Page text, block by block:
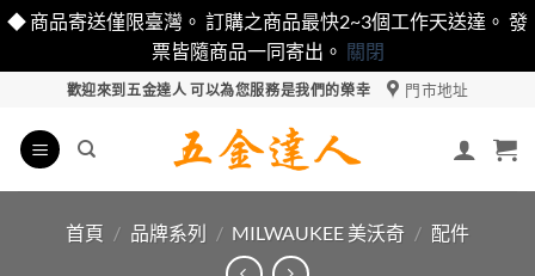
◆ 商品寄送僅限臺灣。 訂購之商品最快2~3個工作天送達。 發
票皆隨商品一同寄出。 關閉
content
歡迎來到五金達人 可以為您服務是我們的榮幸 門市地址
首頁 / 品牌系列 / MILWAUKEE 美沃奇 / 配件